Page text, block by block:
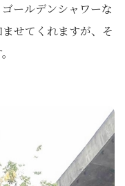
ールデンシャワーな
せてくれますが、そ